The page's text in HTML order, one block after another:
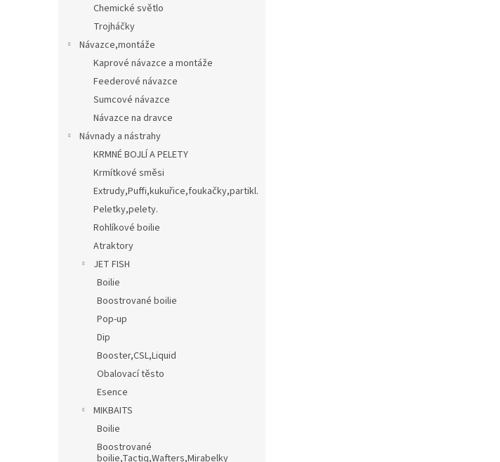
Chemické světlo
Trojháčky
Návazce,montáže
Kaprové návazce a montáže
Feederové návazce
Sumcové návazce
Návazce na dravce
Návnady a nástrahy
KRMNÉ BOJLÍ A PELETY
Krmítkové směsi
Extrudy,Puffi,kukuřice,foukačky,partikl.
Peletky,pelety.
Rohlíkové boilie
Atraktory
JET FISH
Boilie
Boostrované boilie
Pop-up
Dip
Booster,CSL,Liquid
Obalovací těsto
Esence
MIKBAITS
Boilie
Boostrované
boilie,Tactiq,Wafters,Mirabelky